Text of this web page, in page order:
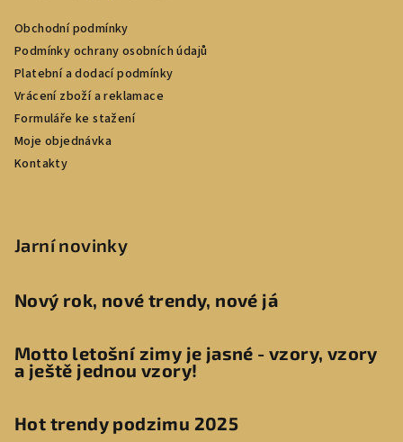
Obchodní podmínky
Podmínky ochrany osobních údajů
Platební a dodací podmínky
Vrácení zboží a reklamace
Formuláře ke stažení
Moje objednávka
Kontakty
Jarní novinky
Nový rok, nové trendy, nové já
Motto letošní zimy je jasné - vzory, vzory
a ještě jednou vzory!
Hot trendy podzimu 2025